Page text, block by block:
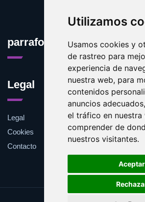
Utilizamos
Usamos cookies y
de rastreo para
experiencia de
nuestra web, para
contenidos
anuncios
el tráfico en nuestra
comprender de
nuestros visitantes.
Aceptar
parrafo.es
Legal
Legal
Cookies
Contacto